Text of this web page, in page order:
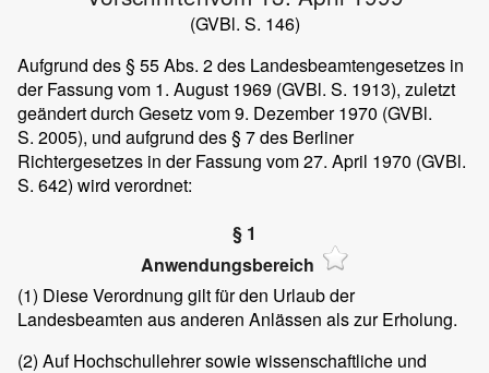
(GVBl. S. 146)
Aufgrund des § 55 Abs. 2 des Landesbeamtengesetzes in
der Fassung vom 1. August 1969 (GVBl. S. 1913), zuletzt
geändert durch Gesetz vom 9. Dezember 1970 (GVBl.
S. 2005), und aufgrund des § 7 des Berliner
Richtergesetzes in der Fassung vom 27. April 1970 (GVBl.
S. 642) wird verordnet:
§ 1
Anwendungsbereich
(1) Diese Verordnung gilt für den Urlaub der
Landesbeamten aus anderen Anlässen als zur Erholung.
(2) Auf Hochschullehrer sowie wissenschaftliche und